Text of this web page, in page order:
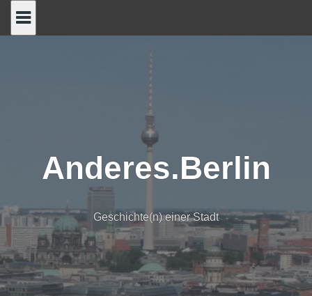
Anderes.Berlin
Geschichte(n) einer Stadt